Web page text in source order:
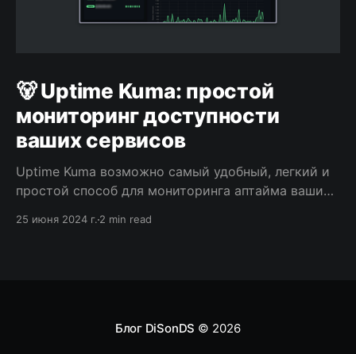
🐻 Uptime Kuma: простой
мониторинг доступности
ваших сервисов
Uptime Kuma возможно самый удобный, легкий и
простой способ для мониторинга аптайма ваших
25 июня 2024 г. 2 min read
Блог DiSonDS © 2026